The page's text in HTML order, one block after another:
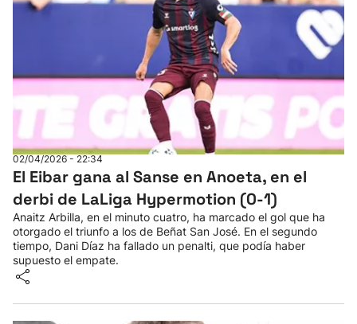
02/04/2026 - 22:34
El Eibar gana al Sanse en Anoeta, en el
derbi de LaLiga Hypermotion (0-1)
Anaitz Arbilla, en el minuto cuatro, ha marcado el gol que ha
otorgado el triunfo a los de Beñat San José. En el segundo
tiempo, Dani Díaz ha fallado un penalti, que podía haber
supuesto el empate.